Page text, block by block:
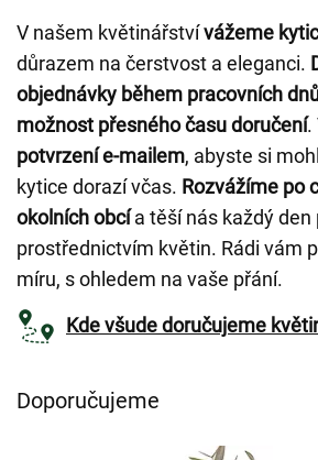
V našem květinářstvívážeme
důrazem na čerstvost a eleganci.
objednávky během pracovních
možnost přesného času doručení.
potvrzení e-mailem, abyste si
kytice dorazí včas. Rozvážíme po
okolních obcía těší nás každý
prostřednictvím květin. Rádi vám
míru, s ohledem na vaše přání.
Kde všude doručujeme
Doporučujeme